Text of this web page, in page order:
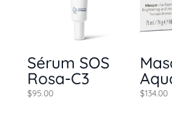
Sérum SOS
Rosa-C3
$95.00 $134.00